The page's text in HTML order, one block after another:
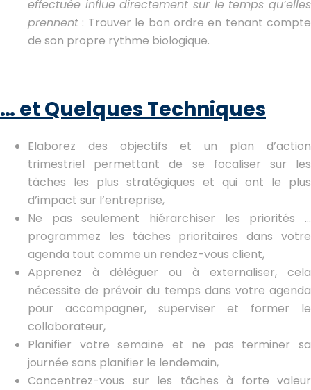
effectuée influe directement sur le temps qu’elles
prennent : Trouver le bon ordre en tenant compte
de son propre rythme biologique.
… et Quelques Techniques
Elaborez des objectifs et un plan d’action
trimestriel permettant de se focaliser sur les
tâches les plus stratégiques et qui ont le plus
d’impact sur l’entreprise,
Ne pas seulement hiérarchiser les priorités …
programmez les tâches prioritaires dans votre
agenda tout comme un rendez-vous client,
Apprenez à déléguer ou à externaliser, cela
nécessite de prévoir du temps dans votre agenda
pour accompagner, superviser et former le
collaborateur,
Planifier votre semaine et ne pas terminer sa
journée sans planifier le lendemain,
Concentrez-vous sur les tâches à forte valeur